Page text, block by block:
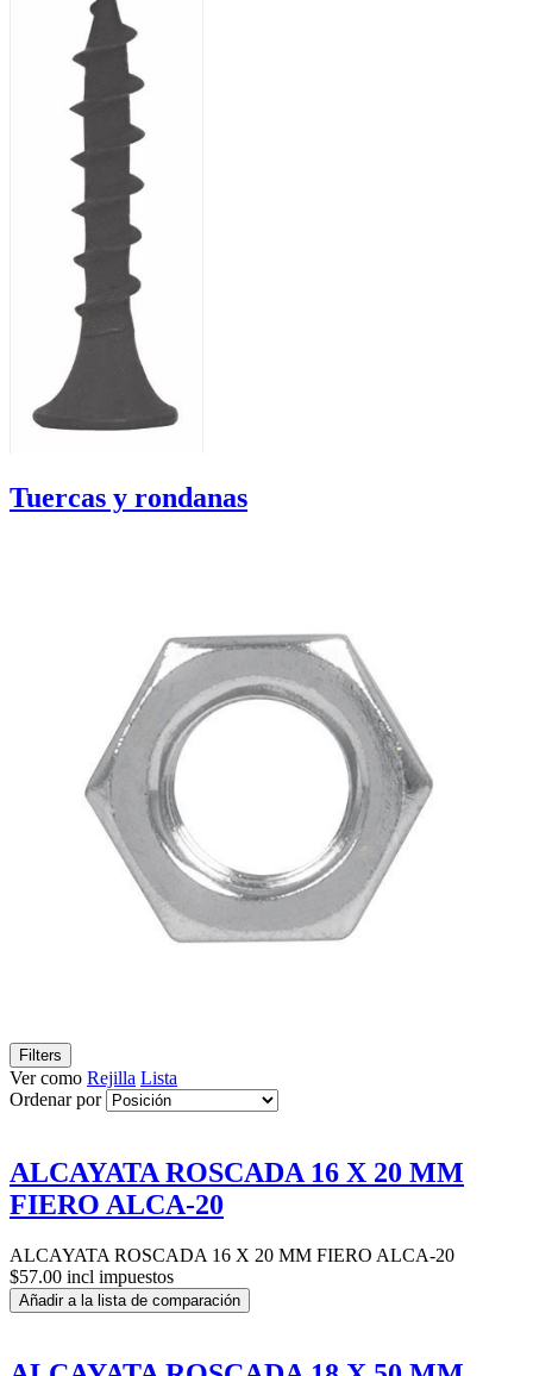
Tuercas y rondanas
Filters
Ver como Rejilla Lista
Ordenar por
ALCAYATA ROSCADA 16 X 20 MM
FIERO ALCA-20
ALCAYATA ROSCADA 16 X 20 MM FIERO ALCA-20
$57.00 incl impuestos
Añadir a la lista de comparación